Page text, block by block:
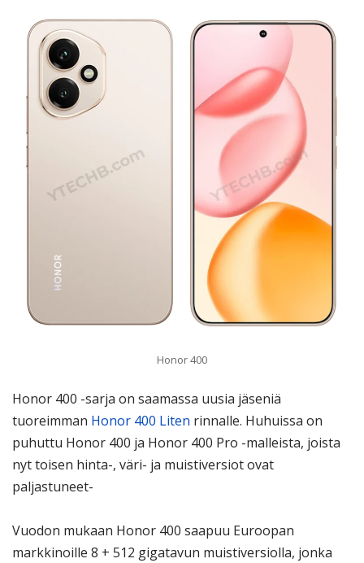
Honor 400
Honor 400 -sarja on saamassa uusia jäseniä
tuoreimman Honor 400 Liten rinnalle. Huhuissa on
puhuttu Honor 400 ja Honor 400 Pro -malleista, joista
nyt toisen hinta-, väri- ja muistiversiot ovat
paljastuneet-
Vuodon mukaan Honor 400 saapuu Euroopan
markkinoille 8 + 512 gigatavun muistiversiolla, jonka